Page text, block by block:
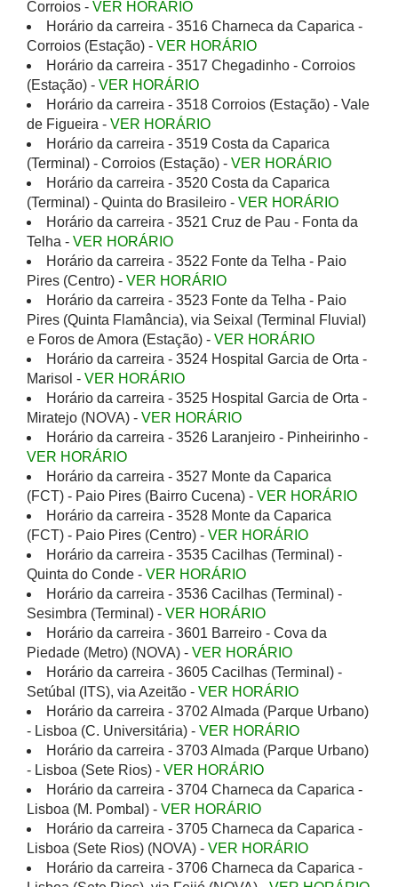
Corroios - VER HORÁRIO
Horário da carreira - 3516 Charneca da Caparica -
Corroios (Estação) - VER HORÁRIO
Horário da carreira - 3517 Chegadinho - Corroios
(Estação) - VER HORÁRIO
Horário da carreira - 3518 Corroios (Estação) - Vale
de Figueira - VER HORÁRIO
Horário da carreira - 3519 Costa da Caparica
(Terminal) - Corroios (Estação) - VER HORÁRIO
Horário da carreira - 3520 Costa da Caparica
(Terminal) - Quinta do Brasileiro - VER HORÁRIO
Horário da carreira - 3521 Cruz de Pau - Fonta da
Telha - VER HORÁRIO
Horário da carreira - 3522 Fonte da Telha - Paio
Pires (Centro) - VER HORÁRIO
Horário da carreira - 3523 Fonte da Telha - Paio
Pires (Quinta Flamância), via Seixal (Terminal Fluvial)
e Foros de Amora (Estação) - VER HORÁRIO
Horário da carreira - 3524 Hospital Garcia de Orta -
Marisol - VER HORÁRIO
Horário da carreira - 3525 Hospital Garcia de Orta -
Miratejo (NOVA) - VER HORÁRIO
Horário da carreira - 3526 Laranjeiro - Pinheirinho -
VER HORÁRIO
Horário da carreira - 3527 Monte da Caparica
(FCT) - Paio Pires (Bairro Cucena) - VER HORÁRIO
Horário da carreira - 3528 Monte da Caparica
(FCT) - Paio Pires (Centro) - VER HORÁRIO
Horário da carreira - 3535 Cacilhas (Terminal) -
Quinta do Conde - VER HORÁRIO
Horário da carreira - 3536 Cacilhas (Terminal) -
Sesimbra (Terminal) - VER HORÁRIO
Horário da carreira - 3601 Barreiro - Cova da
Piedade (Metro) (NOVA) - VER HORÁRIO
Horário da carreira - 3605 Cacilhas (Terminal) -
Setúbal (ITS), via Azeitão - VER HORÁRIO
Horário da carreira - 3702 Almada (Parque Urbano)
- Lisboa (C. Universitária) - VER HORÁRIO
Horário da carreira - 3703 Almada (Parque Urbano)
- Lisboa (Sete Rios) - VER HORÁRIO
Horário da carreira - 3704 Charneca da Caparica -
Lisboa (M. Pombal) - VER HORÁRIO
Horário da carreira - 3705 Charneca da Caparica -
Lisboa (Sete Rios) (NOVA) - VER HORÁRIO
Horário da carreira - 3706 Charneca da Caparica -